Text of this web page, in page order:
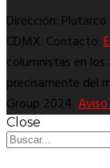
Dirección:
CDMX. Contacto:
columnistas en
precisamente del
Group 2024.
Close